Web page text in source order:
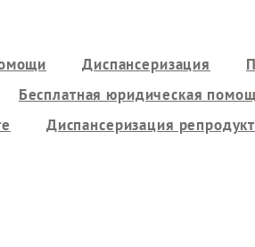
Диспансеризация
Бесплатная юридическая
Диспансеризация